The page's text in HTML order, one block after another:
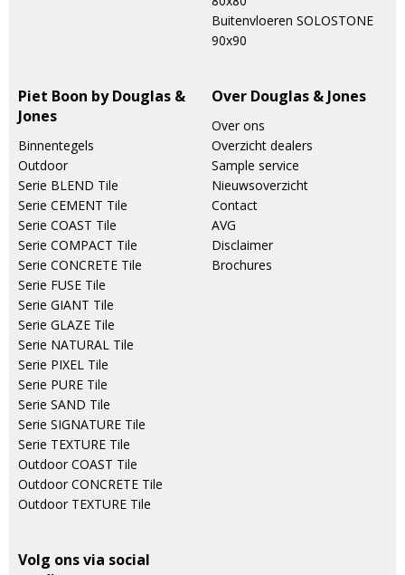
Buitenvloeren SOLOSTONE
90x90
Piet Boon by Douglas &
Jones
Binnentegels
Outdoor
Serie BLEND Tile
Serie CEMENT Tile
Serie COAST Tile
Serie COMPACT Tile
Serie CONCRETE Tile
Serie FUSE Tile
Serie GIANT Tile
Serie GLAZE Tile
Serie NATURAL Tile
Serie PIXEL Tile
Serie PURE Tile
Serie SAND Tile
Serie SIGNATURE Tile
Serie TEXTURE Tile
Outdoor COAST Tile
Outdoor CONCRETE Tile
Outdoor TEXTURE Tile
Over Douglas & Jones
Over ons
Overzicht dealers
Sample service
Nieuwsoverzicht
Contact
AVG
Disclaimer
Brochures
Volg ons via social